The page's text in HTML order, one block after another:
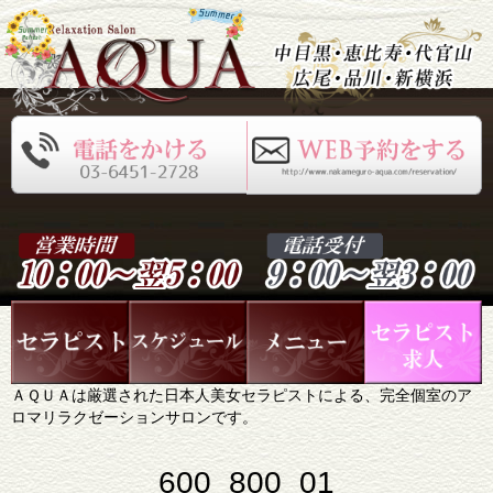
ＡＱＵＡは厳選された日本人美女セラピストによる、完全個室のア
ロマリラクゼーションサロンです。
600_800_01